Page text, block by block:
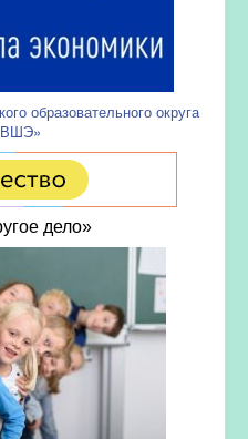
образовательного округа
дело»